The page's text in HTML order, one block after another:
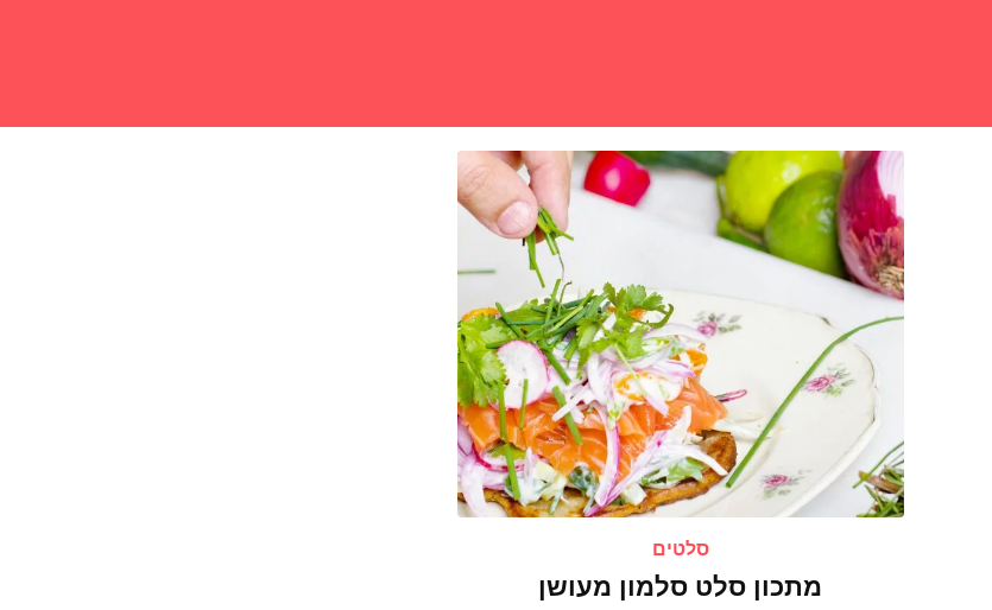
סלטים
מתכון סלט סלמון מעושן